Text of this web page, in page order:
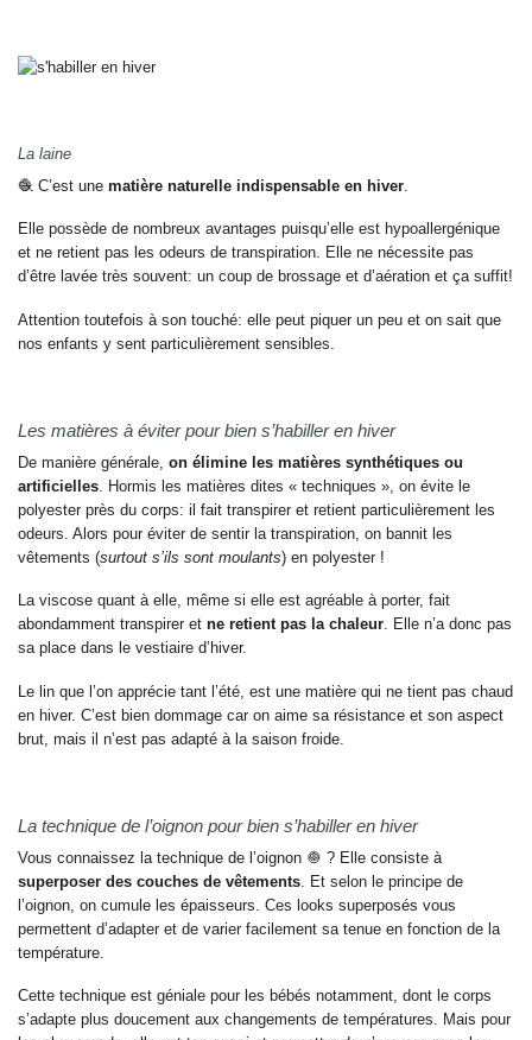
La laine
🧶 C’est une matière naturelle indispensable en hiver
Elle possède de nombreux avantages puisqu’elle est hypoallergénique
et ne retient pas les odeurs de transpiration. Elle ne nécessite pas
d’être lavée très souvent: un coup de brossage et d’aération et ça suffit!
Attention toutefois à son touché: elle peut piquer un peu et on sait que
nos enfants y sent particulièrement sensibles.
Les matières à éviter pour bien s’habiller en hiver
De manière générale, on élimine les matières synthétiques ou
artificielles . Hormis les matières dites « techniques », on évite le
polyester près du corps: il fait transpirer et retient particulièrement les
odeurs. Alors pour éviter de sentir la transpiration, on bannit les
vêtements (surtout s’ils sont moulants) en polyester !
La viscose quant à elle, même si elle est agréable à porter, fait
abondamment transpirer et ne retient pas la chaleur. Elle n’a donc pas
sa place dans le vestiaire d’hiver.
Le lin que l’on apprécie tant l’été, est une matière qui ne tient pas chaud
en hiver. C’est bien dommage car on aime sa résistance et son aspect
brut, mais il n’est pas adapté à la saison froide.
La technique de l’oignon pour bien s’habiller en hiver
Vous connaissez la technique de l’oignon 🧅 ? Elle consiste à
superposer des couches de vêtements . Et selon le principe de
l’oignon, on cumule les épaisseurs. Ces looks superposés vous
permettent d’adapter et de varier facilement sa tenue en fonction de la
température.
Cette technique est géniale pour les bébés notamment, dont le corps
s’adapte plus doucement aux changements de températures. Mais pour